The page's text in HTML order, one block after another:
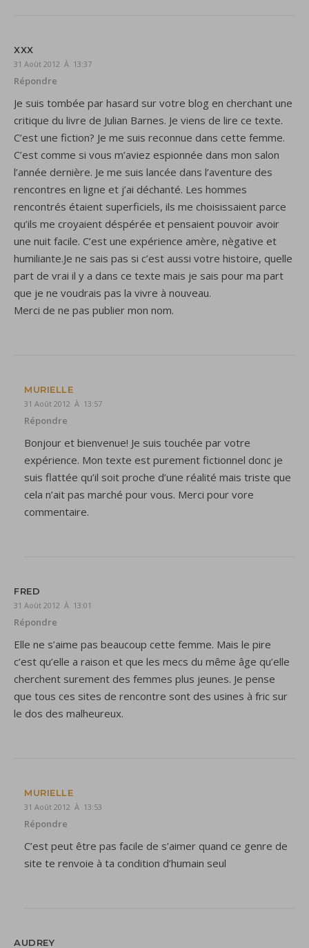
XXX
31 Août 2012 À 13:37
Répondre
Je suis tombée par hasard sur votre blog en cherchant une
critique du livre de Julian Barnes. Je viens de lire ce texte.
C’est une fiction? Je me suis reconnue dans cette femme.
C’est comme si vous m’aviez espionnée dans mon salon
l’année dernière. Je me suis lancée dans l’aventure des
rencontres en ligne et j’ai déchanté. Les hommes
rencontrés étaient superficiels, ils me choisissaient parce
qu’ils me croyaient déspérée et pensaient pouvoir avoir
une nuit facile. C’est une expérience amère, nègative et
humiliante.Je ne sais pas si c’est aussi votre histoire, quelle
part de vrai il y a dans ce texte mais je sais pour ma part
que je ne voudrais pas la vivre à nouveau.
Merci de ne pas publier mon nom.
MURIELLE
31 Août 2012 À 13:57
Répondre
Bonjour et bienvenue! Je suis touchée par votre
expérience. Mon texte est purement fictionnel donc je
suis flattée qu’il soit proche d’une réalité mais triste que
cela n’ait pas marché pour vous. Merci pour vore
commentaire.
FRED
31 Août 2012 À 13:01
Répondre
Elle ne s’aime pas beaucoup cette femme. Mais le pire
c’est qu’elle a raison et que les mecs du même âge qu’elle
cherchent surement des femmes plus jeunes. Je pense
que tous ces sites de rencontre sont des usines à fric sur
le dos des malheureux.
MURIELLE
31 Août 2012 À 13:53
Répondre
C’est peut être pas facile de s’aimer quand ce genre de
site te renvoie à ta condition d’humain seul
AUDREY